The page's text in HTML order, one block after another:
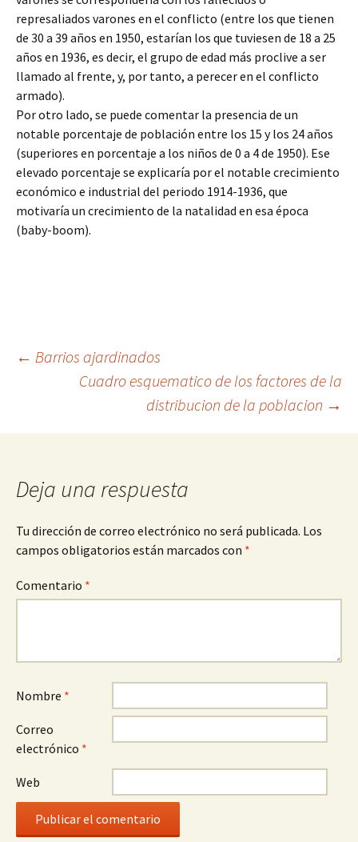
represaliados varones en el conflicto (entre los que tienen
de 30 a 39 años en 1950, estarían los que tuviesen de 18 a 25
años en 1936, es decir, el grupo de edad más proclive a ser
llamado al frente, y, por tanto, a perecer en el conflicto
armado).
Por otro lado, se puede comentar la presencia de un
notable porcentaje de población entre los 15 y los 24 años
(superiores en porcentaje a los niños de 0 a 4 de 1950). Ese
elevado porcentaje se explicaría por el notable crecimiento
económico e industrial del periodo 1914-1936, que
motivaría un crecimiento de la natalidad en esa época
(baby-boom).
Navegación
← Barrios ajardinados
Cuadro esquematico de los factores de la
distribucion de la poblacion →
Deja una respuesta
Tu dirección de correo electrónico no será publicada. Los
campos obligatorios están marcados con *
Comentario *
Nombre *
Correo
electrónico *
Web